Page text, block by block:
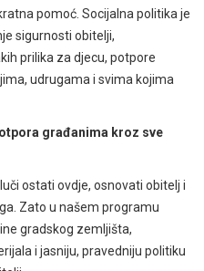
pomoć. Socijalna politika je
sigurnosti obitelji,
prilika za djecu, potpore
udrugama i svima kojima
građanima kroz sve
ostati ovdje, osnovati obitelj i
Zato u našem programu
gradskog zemljišta,
i jasniju, pravedniju politiku